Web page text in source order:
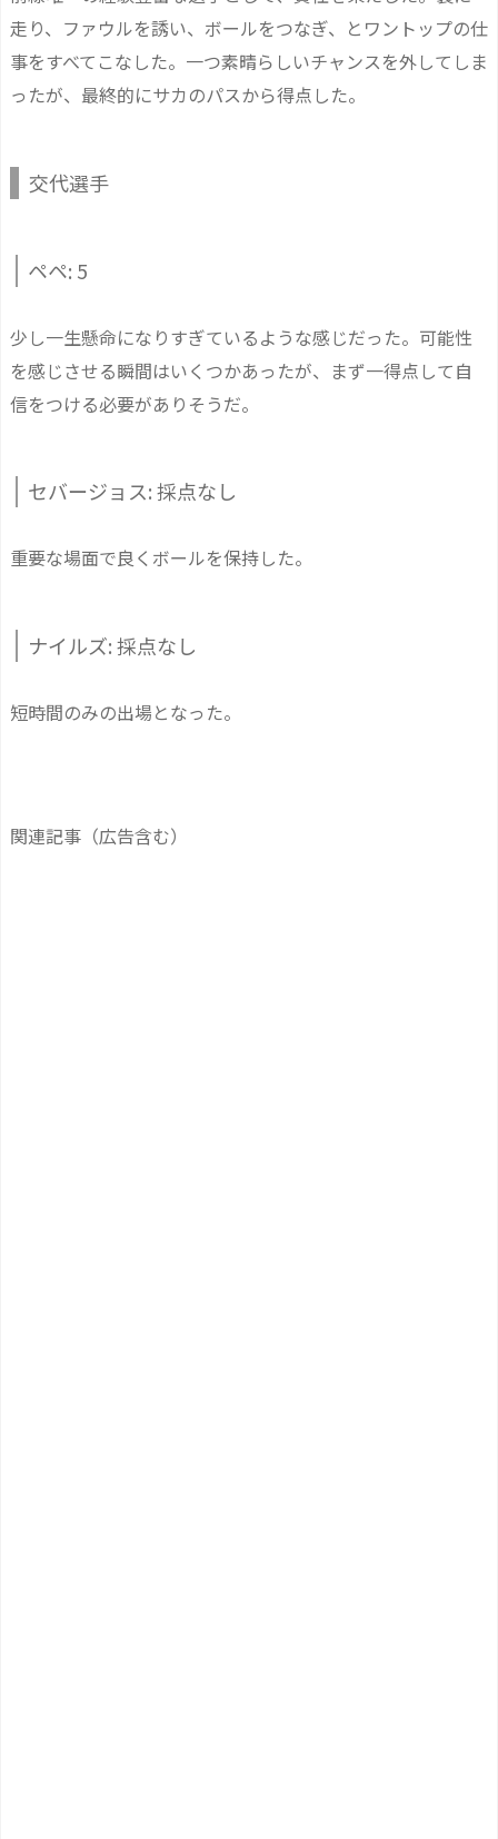
走り、ファウルを誘い、ボールをつなぎ、とワントップの仕
事をすべてこなした。一つ素晴らしいチャンスを外してしま
ったが、最終的にサカのパスから得点した。
交代選手
ペペ: 5
少し一生懸命になりすぎているような感じだった。可能性
を感じさせる瞬間はいくつかあったが、まず一得点して自
信をつける必要がありそうだ。
セバージョス: 採点なし
重要な場面で良くボールを保持した。
ナイルズ: 採点なし
短時間のみの出場となった。
関連記事（広告含む）